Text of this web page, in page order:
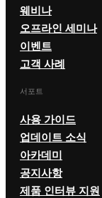
웨비나
오프라인 세미나
이벤트
고객 사례
서포트
사용 가이드
업데이트 소식
아카데미
공지사항
제품 인터뷰 지원